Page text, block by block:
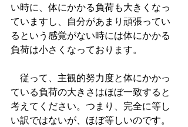
い時に、体にかかる負荷も大きくなっ
ていますし、自分があまり頑張ってい
るという感覚がない時には体にかかる
負荷は小さくなっております。
従って、主観的努力度と体にかかっ
ている負荷の大きさはほぼ一致すると
考えてください。つまり、完全に等し
い訳ではないが、ほぼ等しいのです。